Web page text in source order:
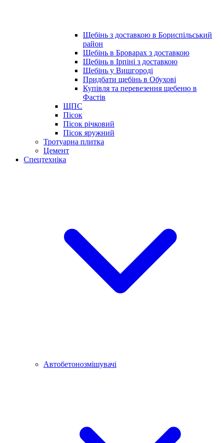
Щебінь з доставкою в Бориспільський
район
Щебінь в Броварах з доставкою
Щебінь в Ірпіні з доставкою
Щебінь у Вишгороді
Придбати щебінь в Обухові
Купівля та перевезення щебеню в
Фастів
ЩПС
Пісок
Пісок річковий
Пісок яружний
Тротуарна плитка
Цемент
Спецтехніка
Автобетонозмішувачі